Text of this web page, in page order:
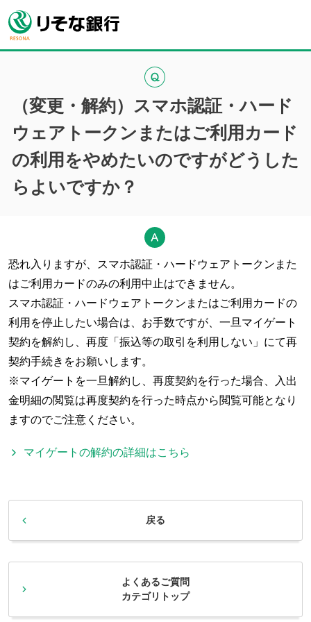
（変更・解約）スマホ認証・ハード
ウェアトークンまたはご利用カード
の利用をやめたいのですがどうした
らよいですか？
恐れ入りますが、スマホ認証・ハードウェアトークンまた
はご利用カードのみの利用中止はできません。
スマホ認証・ハードウェアトークンまたはご利用カードの
利用を停止したい場合は、お手数ですが、一旦マイゲート
契約を解約し、再度「振込等の取引を利用しない」にて再
契約手続きをお願いします。
※マイゲートを一旦解約し、再度契約を行った場合、入出
金明細の閲覧は再度契約を行った時点から閲覧可能となり
ますのでご注意ください。
マイゲートの解約の詳細はこちら
戻る
よくあるご質問
カテゴリトップ